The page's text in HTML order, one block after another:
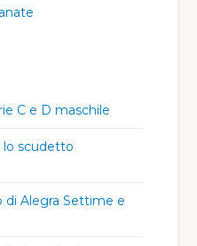
C e D maschile
lo scudetto
di Alegra Settime e